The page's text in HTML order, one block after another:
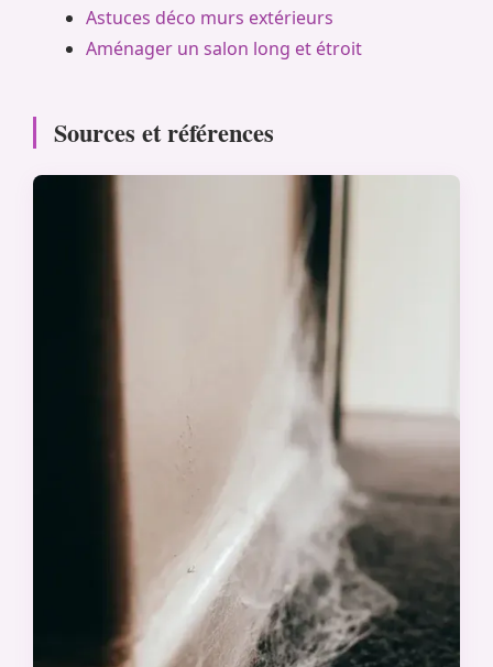
Astuces déco murs extérieurs
Aménager un salon long et étroit
Sources et références